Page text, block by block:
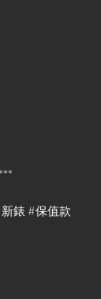
錶 #保值款